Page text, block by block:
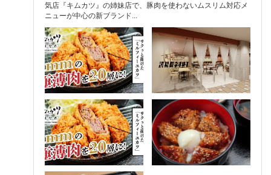
気店『キムカツ』の姉妹店で、豚肉を使わないムスリム対応メ
ニューが中心の新ブランド...